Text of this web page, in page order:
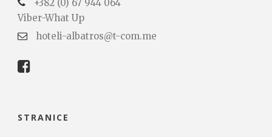
+382 (0) 67 944 064
Viber-What Up
hoteli-albatros@t-com.me
STRANICE